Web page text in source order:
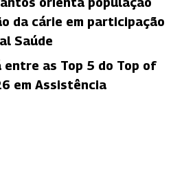
da cárie em participação
Saúde
as Top 5 do Top of
em Assistência